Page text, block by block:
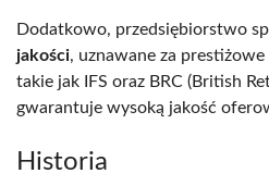
Dodatkowo, przedsiębiorstwo
jakości, uznawane za
takie jak IFS oraz BRC (British
gwarantuje wysoką jakość
Historia